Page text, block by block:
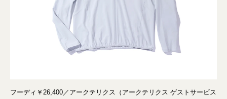
フーディ￥26,400／アークテリクス（アークテリクス ゲストサービス